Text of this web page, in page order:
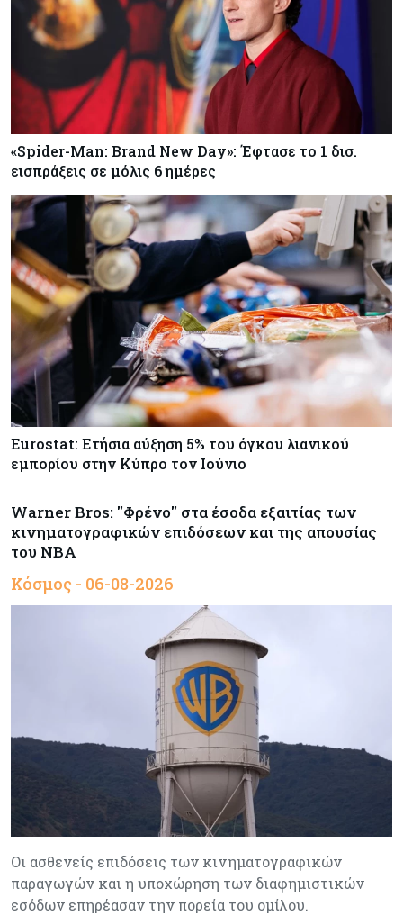
«Spider-Man: Brand New Day»: Έφτασε το 1 δισ.
εισπράξεις σε μόλις 6 ημέρες
Eurostat: Ετήσια αύξηση 5% του όγκου λιανικού
εμπορίου στην Κύπρο τον Ιούνιο
Warner Bros: "Φρένο" στα έσοδα εξαιτίας των
κινηματογραφικών επιδόσεων και της απουσίας
του NBA
Κόσμος - 06-08-2026
Οι ασθενείς επιδόσεις των κινηματογραφικών
παραγωγών και η υποχώρηση των διαφημιστικών
εσόδων επηρέασαν την πορεία του ομίλου.